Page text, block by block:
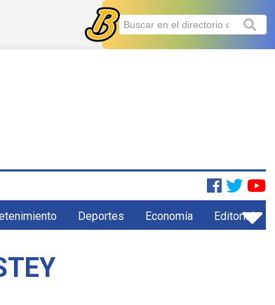
Deportes Economía Editorial